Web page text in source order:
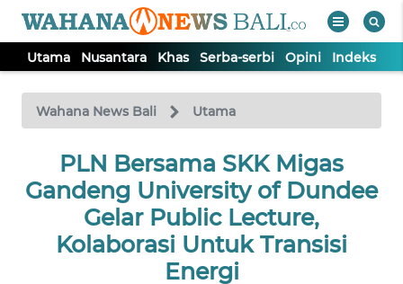
Utama Nusantara Khas Serba-serbi Opini Indeks
Wahana News Bali Utama
PLN Bersama SKK Migas
Gandeng University of Dundee
Gelar Public Lecture,
Kolaborasi Untuk Transisi
Energi
TV
Tutup
UTAMA
NUSANTARA